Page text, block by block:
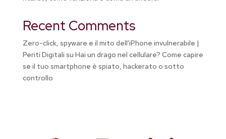
Recent Comments
Zero-click, spyware e il mito dell'iPhone invulnerabile |
Periti Digitali su Hai un drago nel cellulare? Come capire
se il tuo smartphone è spiato, hackerato o sotto
controllo